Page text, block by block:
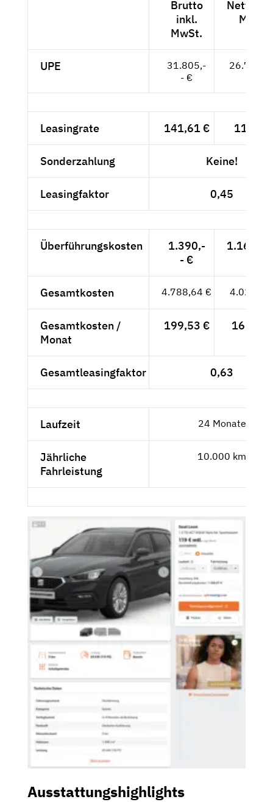
Brutto
inkl.
MwSt.
Netto
MwSt.
UPE
31.805,-
- €
Leasingrate 141,61 € 119,--
Sonderzahlung Keine!
Leasingfaktor 0,45
Überführungskosten
1.390,-
- €
Gesamtkosten 4.788,64 € 4.024,07
Gesamtkosten /
Monat
199,53 € 167,67
Gesamtleasingfaktor 0,63
Laufzeit 24 Monate
Jährliche
Fahrleistung
10.000 km
Ausstattungshighlights